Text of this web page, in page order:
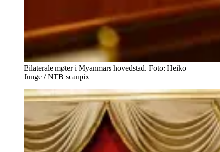
Bilaterale møter i Myanmars hovedstad. Foto: Heiko
Junge / NTB scanpix